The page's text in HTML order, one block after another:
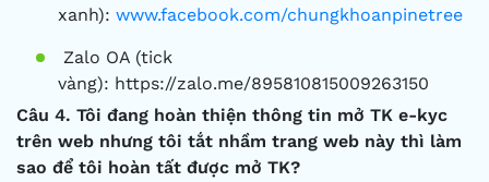
xanh): www.facebook.com/chungkhoanpinetree
Zalo OA (tick
vàng): https://zalo.me/895810815009263150
Câu 4. Tôi đang hoàn thiện thông tin mở TK e-kyc
trên web nhưng tôi tắt nhầm trang web này thì làm
sao để tôi hoàn tất được mở TK?